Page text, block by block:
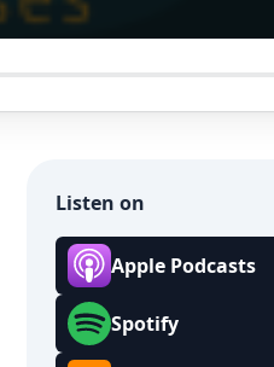
Listen on
Apple Podcasts
Spotify